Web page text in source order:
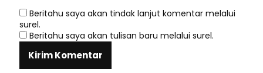
Beritahu saya akan tindak lanjut komentar melalui
surel.
Beritahu saya akan tulisan baru melalui surel.